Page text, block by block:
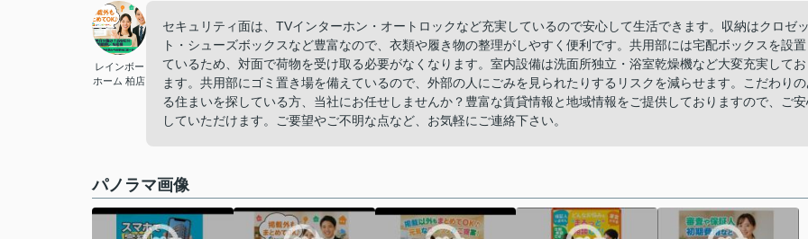
レインボー
ホーム 柏店
セキュリティ面は、TVインターホン・オートロックなど充実しているので安心して生活できます。収納はクロゼ
ト・シューズボックスなど豊富なので、衣類や履き物の整理がしやすく便利です。共用部には宅配ボックスを設
ているため、対面で荷物を受け取る必要がなくなります。室内設備は洗面所独立・浴室乾燥機など大変充実して
ます。共用部にゴミ置き場を備えているので、外部の人にごみを見られたりするリスクを減らせます。こだわり
る住まいを探している方、当社にお任せしませんか？豊富な賃貸情報と地域情報をご提供しておりますので、ご
していただけます。ご要望やご不明な点など、お気軽にご連絡下さい。
パノラマ画像